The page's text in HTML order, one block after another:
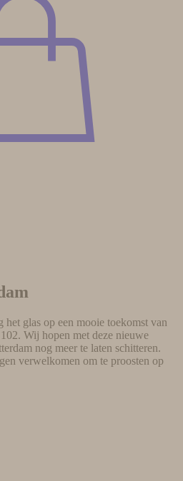
het glas op een mooie toekomst van
Wij hopen met deze nieuwe
nog meer te laten schitteren.
verwelkomen om te proosten op